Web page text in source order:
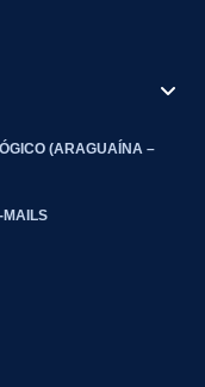
(ARAGUAÍNA –
MAILS